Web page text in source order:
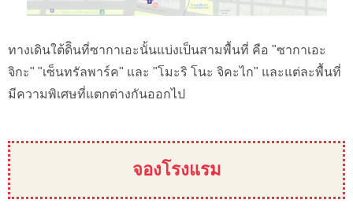
ทางเดินใต้ดิินที่ซากาเอะนั้นแบ่งเป็นสามพื้นที่ คือ "ซากาเอะ
จิกะ" "เซ็นทรัลพาร์ค" และ "โมะริ โนะ จิคะไก" และแต่ละพื้นที่
มีความพิเศษที่แตกต่างกันออกไป
จองโรงแรม